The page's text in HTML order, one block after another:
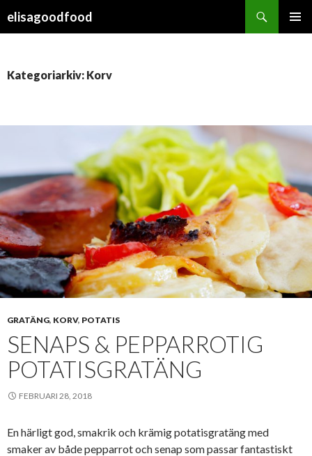
elisagoodfood
Kategoriarkiv: Korv
GRATÄNG, KORV, POTATIS
SENAPS & PEPPARROTIG
POTATISGRATÄNG
FEBRUARI 28, 2018
En härligt god, smakrik och krämig potatisgratäng med
smaker av både pepparrot och senap som passar fantastiskt